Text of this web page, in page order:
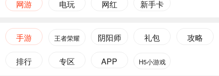
网游 电玩 网红 新手卡
手游 王者荣耀 阴阳师 礼包 攻略
排行 专区 APP H5小游戏